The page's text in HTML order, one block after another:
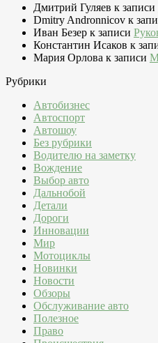
Дмитрий Гуляев к записи
Dmitry Andronnicov к
Иван Безер к записи
Константин Исаков к
Мария Орлова к записи
Рубрики
Автобизнес
Автоспорт
Автошоу
Без рубрики
Водителю на заметку
Вождение
Выбор авто
Дальнобой
Детали
Дороги
Инновации
Мир
Мотоциклы
Новинки
Новости
Обзоры
Обслуживание авто
Полезное
Право